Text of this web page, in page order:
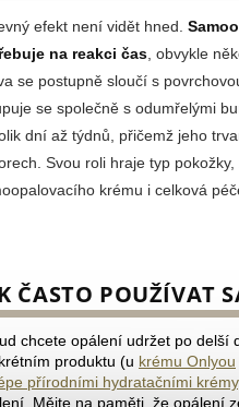
efekt není vidět hned.
na reakci čas , obvykle
se postupně sloučí s
se společně s odumřelými
dní až týdnů, přičemž jeho
Svou roli hraje typ
krému i celková
ČASTO POUŽÍVAT
chcete opálení udržet po delší
produktu (u krému Onlyou
přírodními hydratačními krémy
Mějte na paměti, že opálení